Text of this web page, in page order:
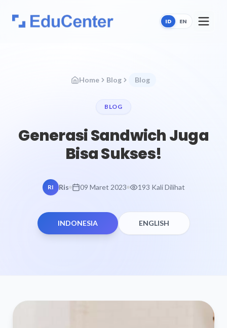
ID EN
Home Blog Blog
BLOG
Generasi Sandwich Juga
Bisa Sukses!
RI Ris 09 Maret 2023 193 Kali Dilihat
INDONESIA ENGLISH